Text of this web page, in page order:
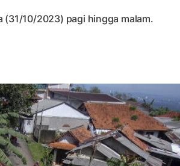
(31/10/2023) pagi hingga malam.